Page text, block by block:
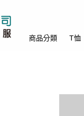
商品分類 T恤